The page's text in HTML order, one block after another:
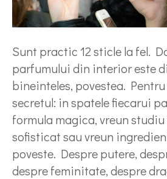
Sunt practic 12 sticle la fel.
parfumului din interior este
bineinteles, povestea.
secretul: in spatele fiecarui
formula magica, vreun
sofisticat sau vreun
poveste. Despre putere,
despre feminitate, despre